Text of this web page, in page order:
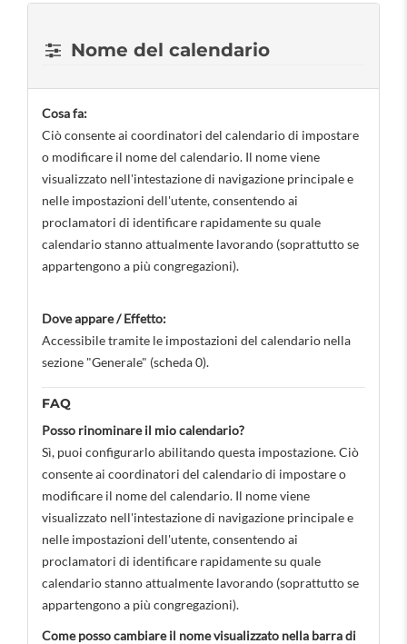
Nome del calendario
Cosa fa:
Ciò consente ai coordinatori del calendario di impostare
o modificare il nome del calendario. Il nome viene
visualizzato nell'intestazione di navigazione principale e
nelle impostazioni dell'utente, consentendo ai
proclamatori di identificare rapidamente su quale
calendario stanno attualmente lavorando (soprattutto se
appartengono a più congregazioni).
Dove appare / Effetto:
Accessibile tramite le impostazioni del calendario nella
sezione "Generale" (scheda 0).
FAQ
Posso rinominare il mio calendario?
Sì, puoi configurarlo abilitando questa impostazione. Ciò
consente ai coordinatori del calendario di impostare o
modificare il nome del calendario. Il nome viene
visualizzato nell'intestazione di navigazione principale e
nelle impostazioni dell'utente, consentendo ai
proclamatori di identificare rapidamente su quale
calendario stanno attualmente lavorando (soprattutto se
appartengono a più congregazioni).
Come posso cambiare il nome visualizzato nella barra di